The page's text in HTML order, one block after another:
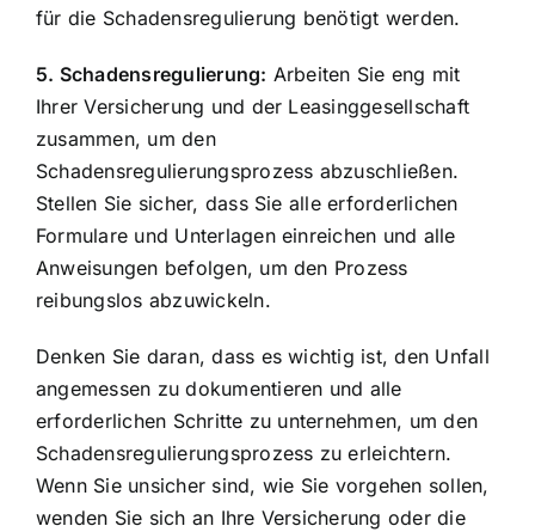
für die Schadensregulierung benötigt werden.
5. Schadensregulierung: Arbeiten Sie eng mit
Ihrer Versicherung und der Leasinggesellschaft
zusammen, um den
Schadensregulierungsprozess abzuschließen.
Stellen Sie sicher, dass Sie alle erforderlichen
Formulare und Unterlagen einreichen und alle
Anweisungen befolgen, um den Prozess
reibungslos abzuwickeln.
Denken Sie daran, dass es wichtig ist, den Unfall
angemessen zu dokumentieren und alle
erforderlichen Schritte zu unternehmen, um den
Schadensregulierungsprozess zu erleichtern.
Wenn Sie unsicher sind, wie Sie vorgehen sollen,
wenden Sie sich an Ihre Versicherung oder die